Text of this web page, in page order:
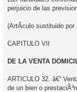
perjuicio de las
(ArtÃ­culo sustituido por
CAPITULO VII
DE LA VENTA
ARTICULO 32. â€“
de un bien o